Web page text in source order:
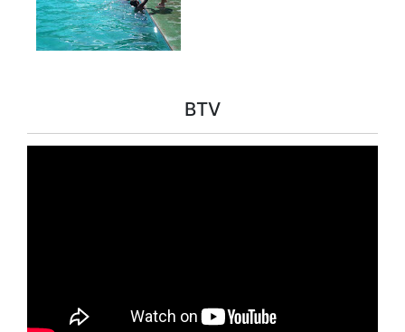
BTV